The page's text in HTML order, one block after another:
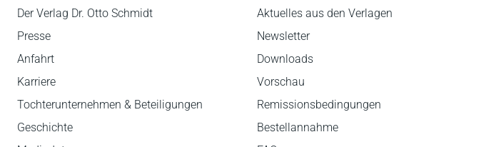
Der Verlag Dr. Otto Schmidt
Presse
Anfahrt
Karriere
Tochterunternehmen & Beteiligungen
Geschichte
Aktuelles aus den Verlagen
Newsletter
Downloads
Vorschau
Remissionsbedingungen
Bestellannahme